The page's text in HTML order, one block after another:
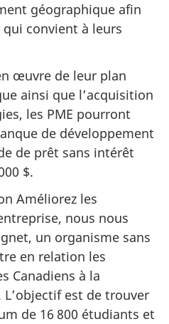
géographique afin
convient à leurs
œuvre de leur plan
ainsi que l’acquisition
les PME pourront
de développement
de prêt sans intérêt
$.
Améliorez les
nous nous
un organisme sans
en relation les
Canadiens à la
est de trouver
de 16 800 étudiants et